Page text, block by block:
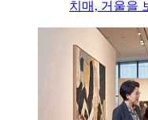
치매, 거울을